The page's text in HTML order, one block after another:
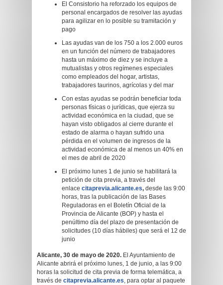
El Consistorio ha reforzado los equipos de
personal encargados de resolver las ayudas
para agilizar en lo posible su tramitación y
pago
Las ayudas van de los 750 a los 2.000 euros
en un función del número de trabajadores
hasta un máximo de diez y se incluye a
mutualistas y otros regímenes especiales
como empleados del hogar, artistas,
trabajadores taurinos, agrícolas y del mar
Con estas ayudas se podrán beneficiar toda
personas físicas o jurídicas, que ejerza su
actividad económica en la ciudad, que se
hayan visto obligados al cierre durante el
estado de alarma o hayan sufrido una
pérdida en el volumen de ingresos de la
actividad económica de al menos un 40% en
el mes de abril de 2020
El próximo lunes 1 de junio se habilitará la
petición de cita previa, a través del
enlace citaprevia.alicante.es, desde las 9:00
horas, tras la publicación de las Bases
Reguladoras en el Boletín Oficial de la
Provincia de Alicante (BOP) y hasta el
penúltimo día del plazo de presentación de
solicitudes (10 días hábiles) que será el 12 de
junio
Alicante, 30 de mayo de 2020. El Ayuntamiento de
Alicante abrirá el próximo lunes, 1 de junio, a las 9:00
horas la solicitud de cita previa de forma telemática, a
través de citaprevia.alicante.es, para optar al paquete